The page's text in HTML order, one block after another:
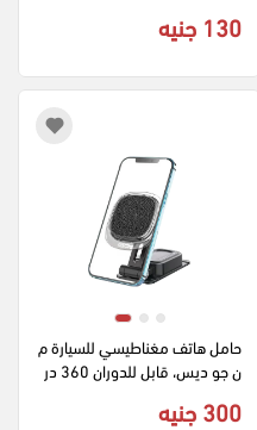
130 جنيه
حامل هاتف مغناطيسي للسيارة م
ن جو ديس، قابل للدوران 360 در
300 جنيه